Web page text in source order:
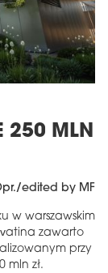
250 MLN
edited by MF
w warszawskim
zawarto
przy
mln zł.